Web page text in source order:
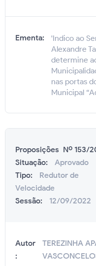
Ementa:
'Indico ao
Alexandre
determine
nas portas
Municipal
Proposições Nº 153/
Situação:
Aprovado
Tipo:
Redutor de
Velocidade
Sessão:
12/09/2022
Autor
:
TEREZINHA